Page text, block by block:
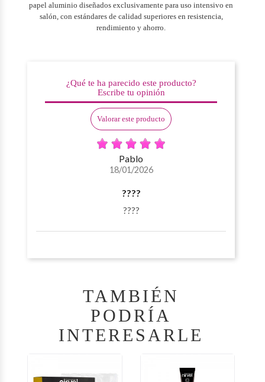
papel aluminio diseñados exclusivamente para uso intensivo en
salón, con estándares de calidad superiores en resistencia,
rendimiento y ahorro.
¿Qué te ha parecido este producto?
Escribe tu opinión
Valorar este producto
Pablo
18/01/2026
????
????
TAMBIÉN
PODRÍA
INTERESARLE